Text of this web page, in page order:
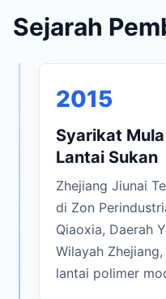
Sejarah
2015
Syarikat Mula
Lantai Sukan
Zhejiang Jiunai
di Zon
Qiaoxia, Daerah
Wilayah
lantai polimer